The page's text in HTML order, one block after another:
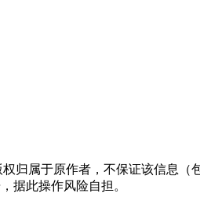
归属于原作者，不保证该信息
据此操作风险自担。